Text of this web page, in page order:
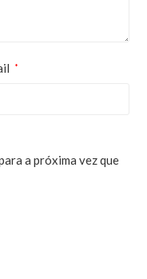
*
a próxima vez que